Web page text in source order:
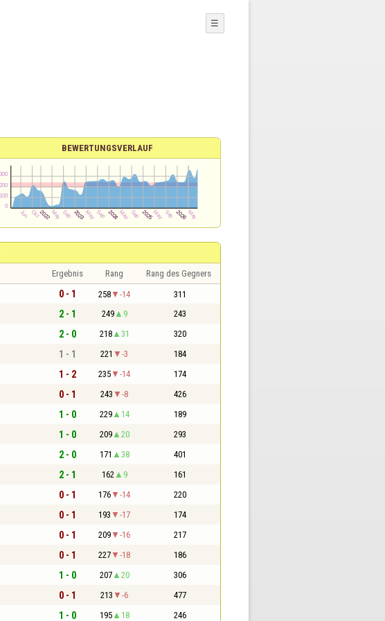
☰
BEWERTUNGSVERLAUF
Ergebnis Rang Rang des Gegners
0 - 1 258 -14 311
2 - 1 249 9 243
2 - 0 218 31 320
1 - 1 221 -3 184
1 - 2 235 -14 174
0 - 1 243 -8 426
1 - 0 229 14 189
1 - 0 209 20 293
2 - 0 171 38 401
2 - 1 162 9 161
0 - 1 176 -14 220
0 - 1 193 -17 174
0 - 1 209 -16 217
0 - 1 227 -18 186
1 - 0 207 20 306
0 - 1 213 -6 477
1 - 0 195 18 246